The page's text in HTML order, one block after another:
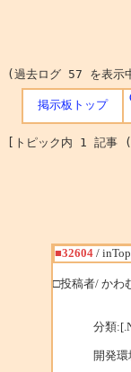
(過去ログ 57 を表示
掲示板トップ
[トピック内 1 記
■32604/
□投稿者/ かわ
分類
開発環